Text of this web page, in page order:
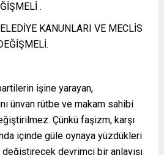
.
KANUNLARI VE MECLİS
işine yarayan,
ünvan rütbe ve makam sahibi
Çünkü faşizm, karşı
içinde güle oynaya yüzdükleri
devrimci bir anlayışı